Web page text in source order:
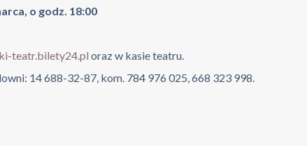
o godz. 18:00
teatr.bilety24.pl oraz w kasie teatru.
14 688-32-87, kom. 784 976 025, 668 323 998.